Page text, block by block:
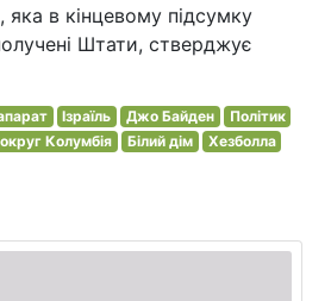
яка в кінцевому підсумку
Штати, стверджує
Ізраїль Джо Байден
Політик
Колумбія Білий дім
Хезболла